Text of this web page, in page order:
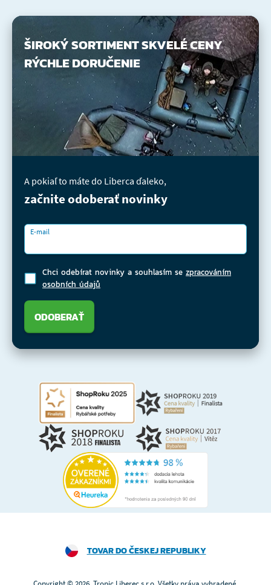
ŠIROKÝ SORTIMENTSKVELÉ CENY
RÝCHLE DORUČENIE
A pokiaľ to máte do Liberca ďaleko,
začnite odoberať novinky
E-mail
Chci odebírat novinky a souhlasím se zpracováním
osobních údajů
ODOBERAŤ
TOVAR DO ČESKEJ REPUBLIKY